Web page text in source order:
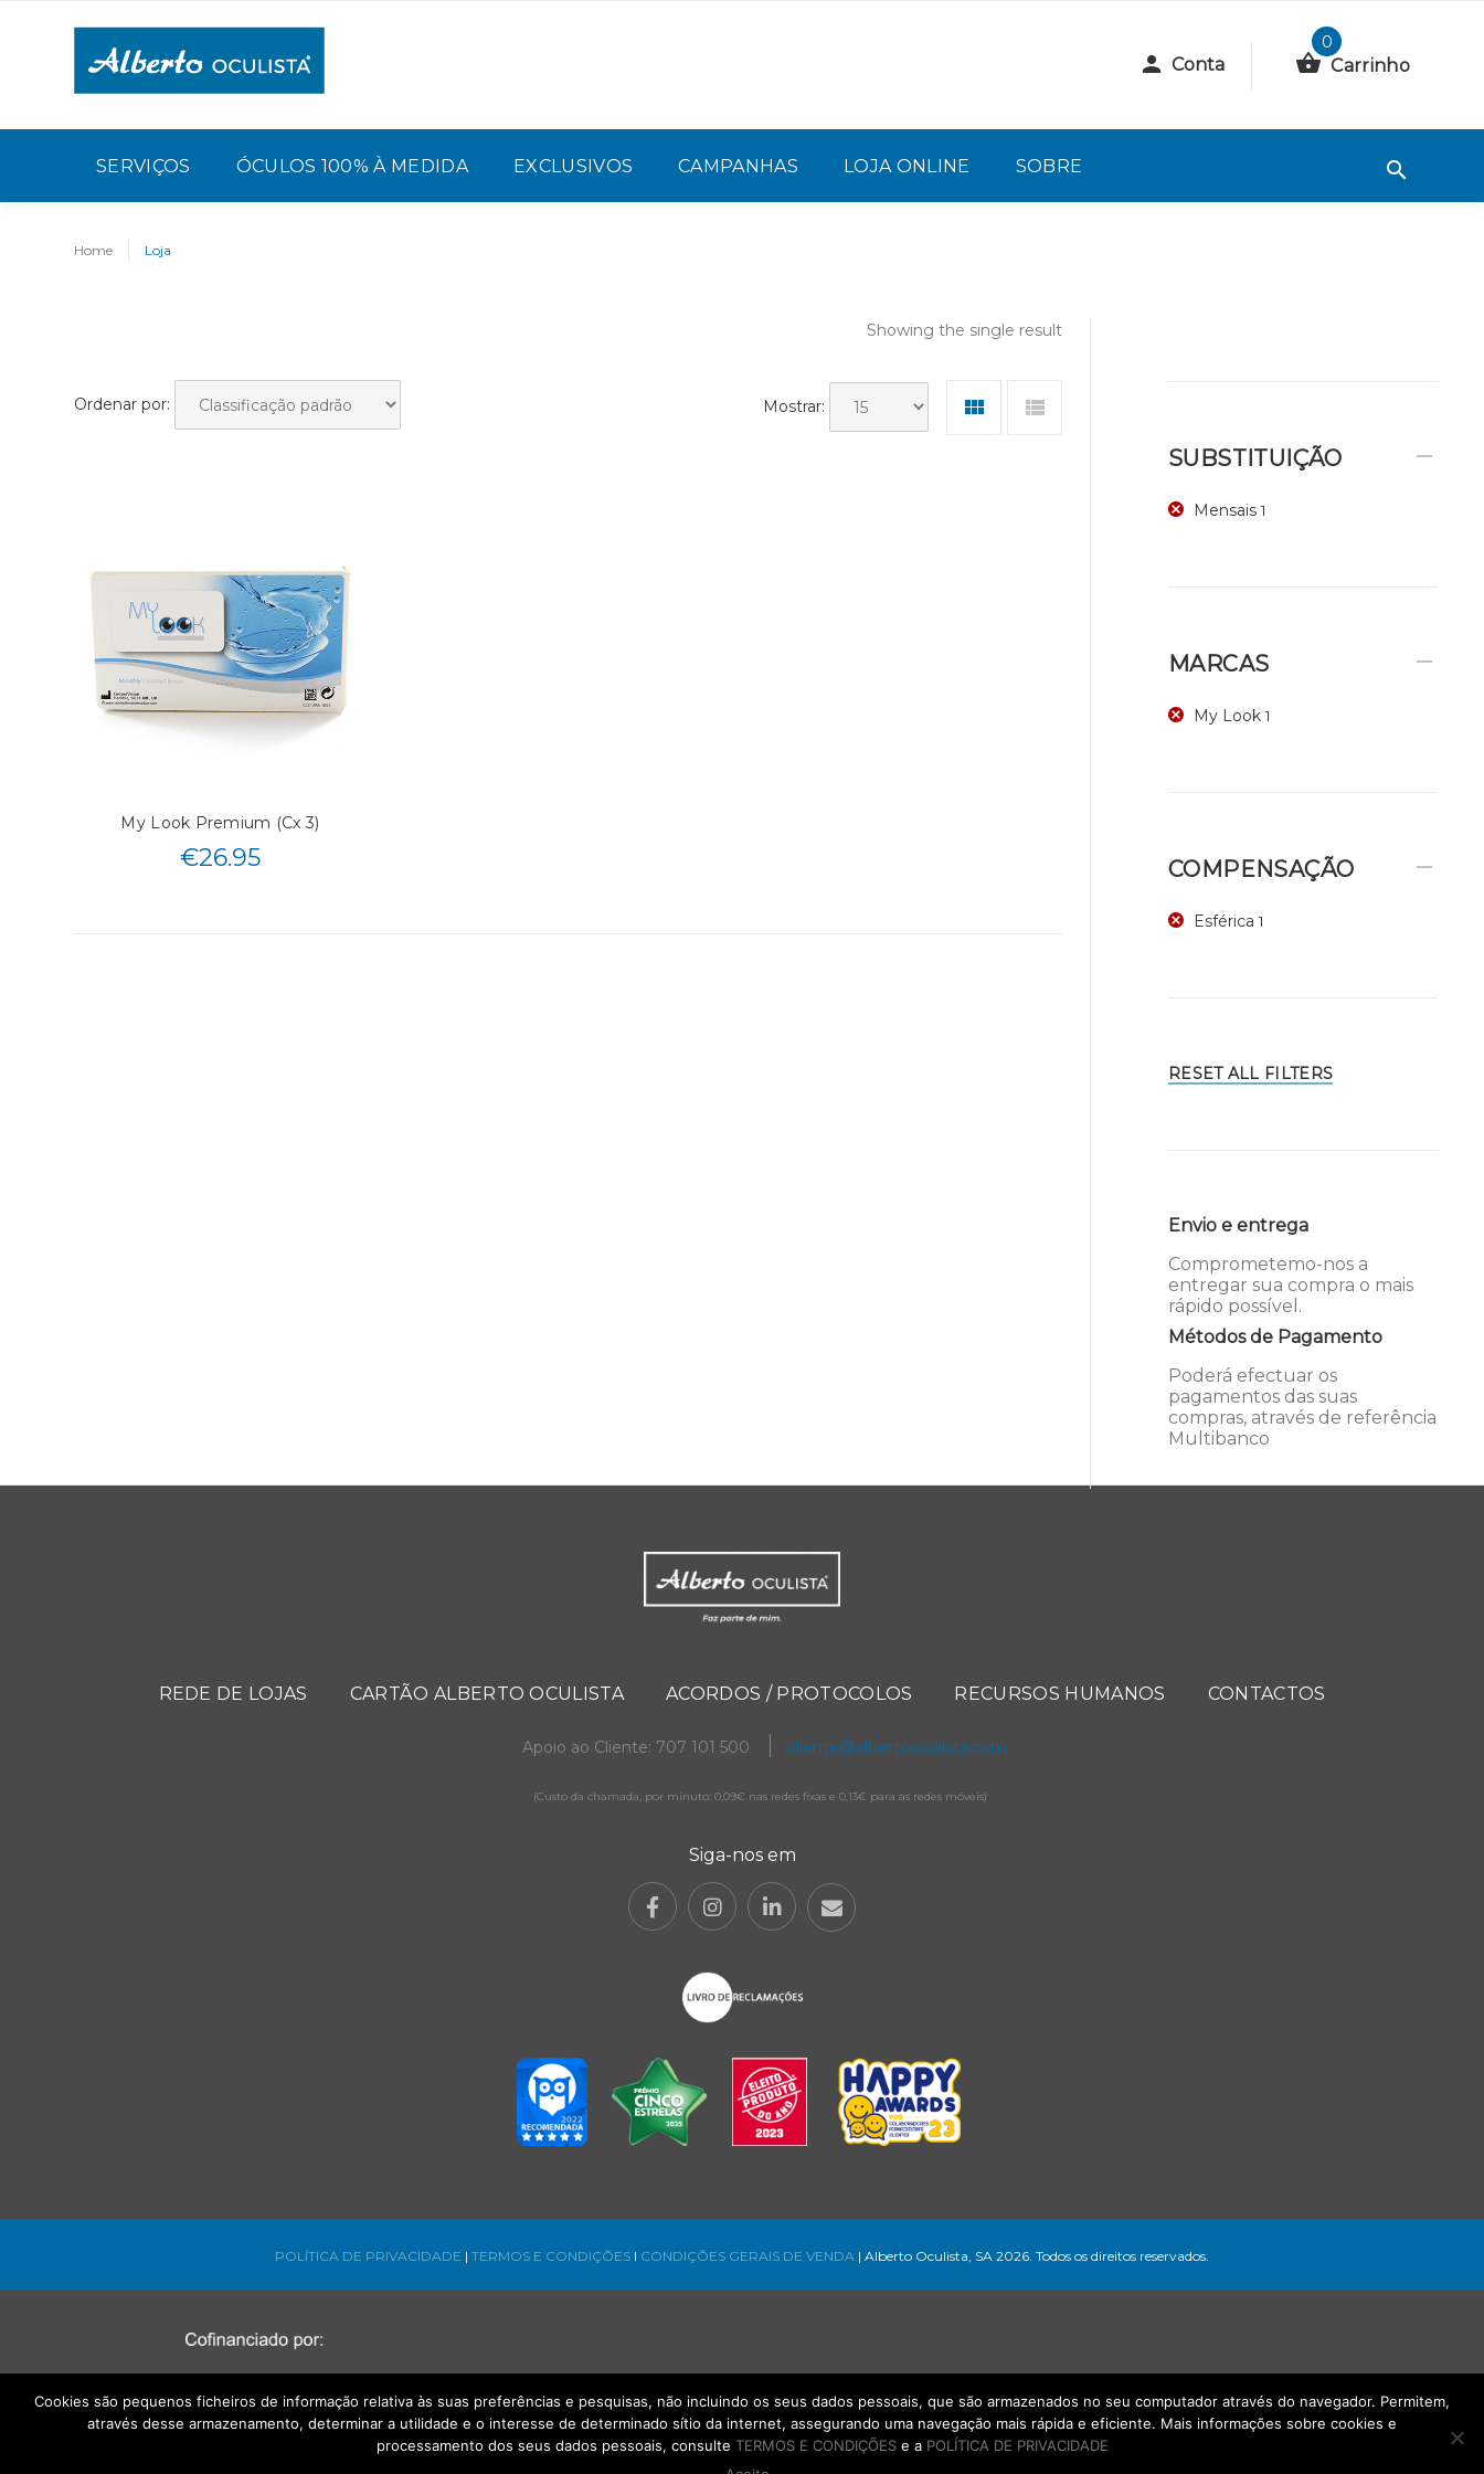
Conta
0
Carrinho
SERVIÇOS ÓCULOS 100% À MEDIDA EXCLUSIVOS CAMPANHAS LOJA ONLINE SOBRE
Home Loja
Showing the single result
Ordenar por: Mostrar:
My Look Premium (Cx 3)
€26.95
SUBSTITUIÇÃO
Mensais 1
MARCAS
My Look 1
COMPENSAÇÃO
Esférica 1
RESET ALL FILTERS
Envio e entrega
Comprometemo-nos a
entregar sua compra o mais
rápido possível.
Métodos de Pagamento
Poderá efectuar os
pagamentos das suas
compras, através de referência
Multibanco
REDE DE LOJAS CARTÃO ALBERTO OCULISTA ACORDOS / PROTOCOLOS RECURSOS HUMANOS CONTACTOS
Apoio ao Cliente: 707 101 500 cliente@albertooculista.com
(Custo da chamada, por minuto: 0,09€ nas redes fixas e 0,13€ para as redes móveis)
Siga-nos em
POLÍTICA DE PRIVACIDADE | TERMOS E CONDIÇÕES l CONDIÇÕES GERAIS DE VENDA | Alberto Oculista, SA 2026. Todos os direitos reservados.
Cookies são pequenos ficheiros de informação relativa às suas preferências e pesquisas, não incluindo os seus dados pessoais, que são armazenados no seu computador através do navegador. Permitem,
através desse armazenamento, determinar a utilidade e o interesse de determinado sítio da internet, assegurando uma navegação mais rápida e eficiente. Mais informações sobre cookies e
processamento dos seus dados pessoais, consulte TERMOS E CONDIÇÕESe a POLÍTICA DE PRIVACIDADE